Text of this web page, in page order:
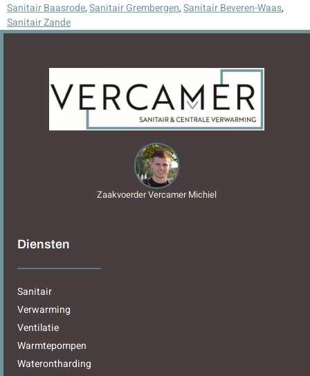
Sanitair Baasrode,Sanitair Grembergen,Sanitair Beveren-Waas,
Sanitair Zande
Zaakvoerder Vercamer Michiel
Diensten
Sanitair
Verwarming
Ventilatie
Warmtepompen
Waterontharding